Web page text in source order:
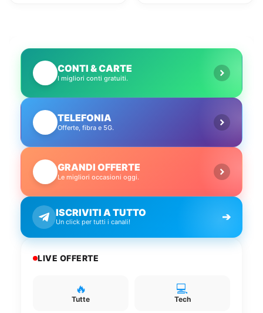
CONTI & CARTE
I migliori conti gratuiti.
TELEFONIA
Offerte, fibra e 5G.
GRANDI OFFERTE
Le migliori occasioni oggi.
ISCRIVITI A TUTTO
Un click per tutti i canali! ➔
LIVE OFFERTE
🔥
Tutte
💻
Tech